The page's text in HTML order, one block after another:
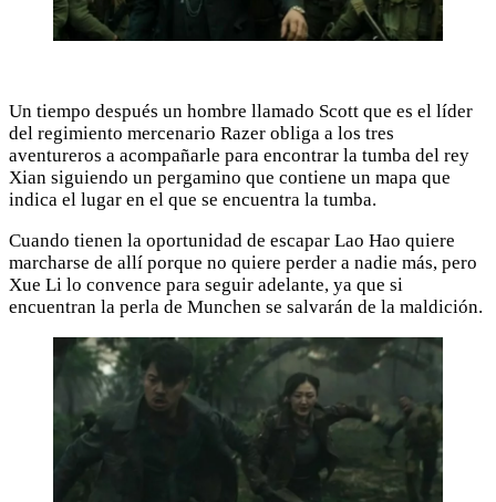
Un tiempo después un hombre llamado Scott que es el líder
del regimiento mercenario Razer obliga a los tres
aventureros a acompañarle para encontrar la tumba del rey
Xian siguiendo un pergamino que contiene un mapa que
indica el lugar en el que se encuentra la tumba.
Cuando tienen la oportunidad de escapar Lao Hao quiere
marcharse de allí porque no quiere perder a nadie más, pero
Xue Li lo convence para seguir adelante, ya que si
encuentran la perla de Munchen se salvarán de la maldición.